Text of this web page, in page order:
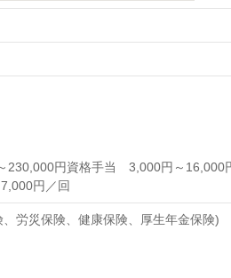
円資格手当 3,000円～
円／回
労災保険、健康保険、厚生年金保険)